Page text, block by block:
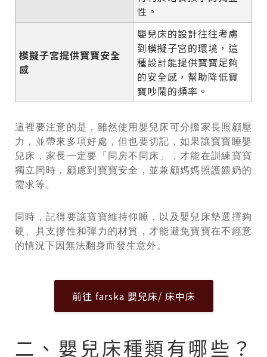
性。
模擬子宮提供寶寶安全
感
嬰兒床的設計往往考慮
到模擬子宮的環境，這
種設計能提供寶寶足夠
的安全感，幫助降低寶
寶吵鬧的頻率。
這裡要注意的是，雖然使用嬰兒床可分擔家長照顧壓
力，並帶來多項好處，但也要切記，如果讓寶寶睡嬰
兒床，家長一定要「同房不同床」，才能在訓練寶寶
獨立同時，顧慮到寶寶安全，並兼顧媽媽照護餵奶的
需求等。
同時，記得要讓寶寶維持仰睡，以及嬰兒床墊選擇夠
硬、具支撐性和彈力的材質，才能避免寶寶在不經意
的情況下因無法翻身而發生意外。
前往 farska 嬰兒床/ 床中床
二、嬰兒床種類有哪些？